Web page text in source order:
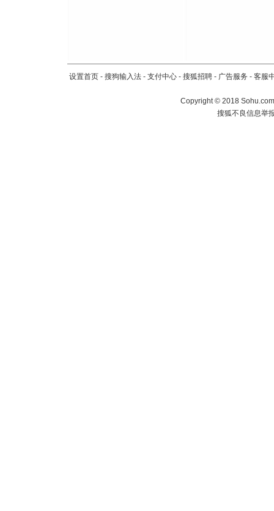
设置首页 - 搜狗输入法 - 支付中心 - 搜狐招聘 - 广告服务 - 客服
Copyright ©2018
搜狐不良信息举